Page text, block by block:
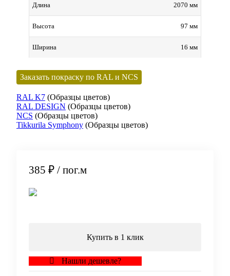
Длина 2070 мм
Высота 97 мм
Ширина 16 мм
Заказать покраску по RAL и NCS
RAL K7 (Образцы цветов)
RAL DESIGN (Образцы цветов)
NCS (Образцы цветов)
Tikkurila Symphony (Образцы цветов)
385 ₽ / пог.м
Купить в 1 клик
Нашли дешевле?